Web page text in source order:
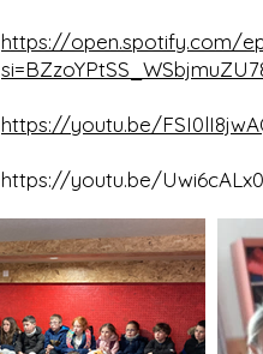
https://open.spotify.com/
https://youtu.be/
https://youtu.be/